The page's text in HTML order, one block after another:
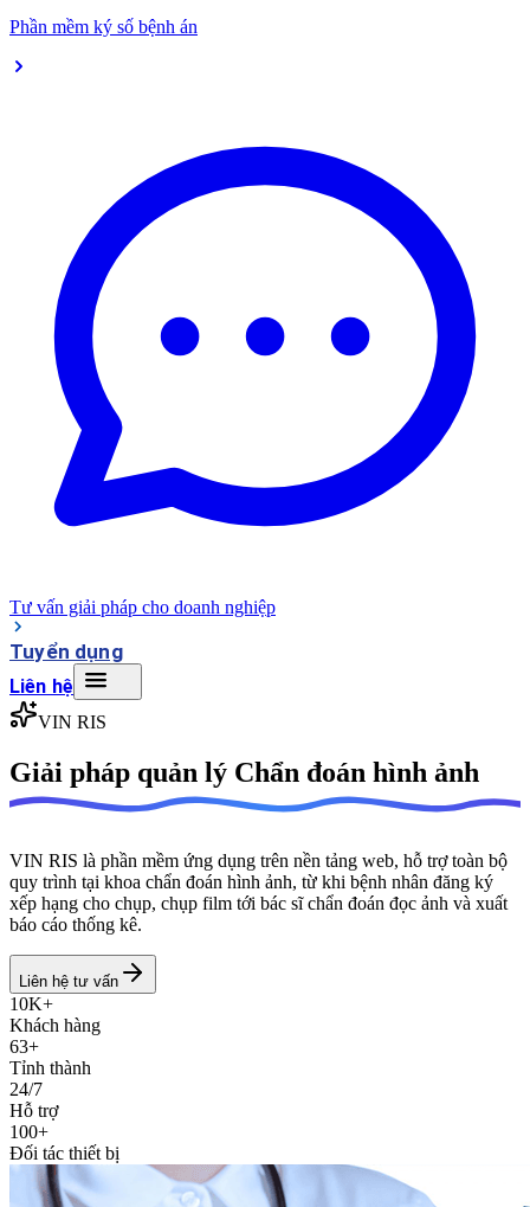
Phần mềm ký số bệnh án
Tư vấn giải pháp cho doanh nghiệp
Tuyển dụng
Liên hệ
VIN RIS
Giải pháp quản lý Chẩn đoán hình ảnh
VIN RIS là phần mềm ứng dụng trên nền tảng web, hỗ trợ toàn bộ
quy trình tại khoa chẩn đoán hình ảnh, từ khi bệnh nhân đăng ký
xếp hạng cho chụp, chụp film tới bác sĩ chẩn đoán đọc ảnh và xuất
báo cáo thống kê.
Liên hệ tư vấn
10K+
Khách hàng
63+
Tỉnh thành
24/7
Hỗ trợ
100+
Đối tác thiết bị